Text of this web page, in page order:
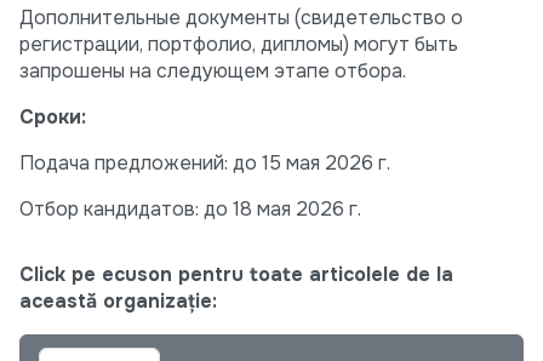
Дополнительные документы (свидетельство о
регистрации, портфолио, дипломы) могут быть
запрошены на следующем этапе отбора.
Сроки:
Подача предложений: до 15 мая 2026 г.
Отбор кандидатов: до 18 мая 2026 г.
Click pe ecuson pentru toate articolele de la
această organizație: